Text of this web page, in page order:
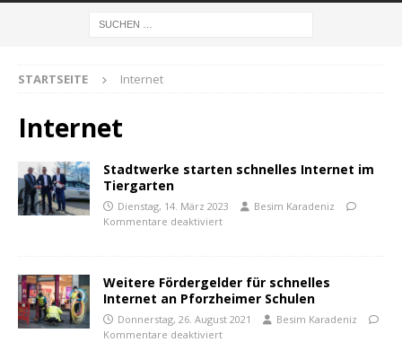
STARTSEITE Internet
Internet
Stadtwerke starten schnelles Internet im
Tiergarten
Dienstag, 14. März 2023
Besim Karadeniz
Kommentare deaktiviert
Weitere Fördergelder für schnelles
Internet an Pforzheimer Schulen
Donnerstag, 26. August 2021
Besim Karadeniz
Kommentare deaktiviert